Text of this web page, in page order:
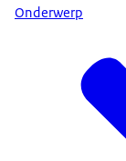
Onderwerp